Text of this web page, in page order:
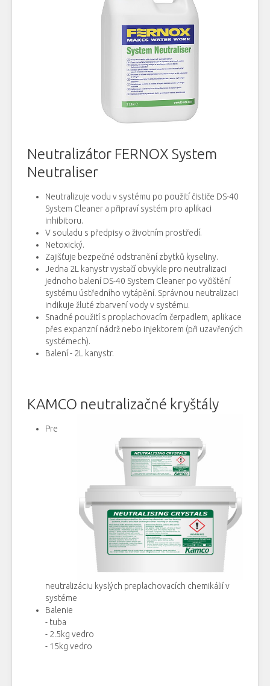
Neutralizátor FERNOX System
Neutraliser
Neutralizuje vodu v systému po použitíčističe DS-40
System Cleaner a připraví systém pro aplikaci
inhibitoru.
V souladu s předpisy o životním prostředí.
Netoxický.
Zajišťuje bezpečné odstranění zbytků kyseliny.
Jedna 2L kanystrvystačí obvykle pro neutralizaci
jednoho balení DS-40 System Cleaner po vyčištění
systému ústředního vytápění. Správnou neutralizaci
indikuje žluté zbarvenívodyv systému.
Snadné použití s proplachovacím čerpadlem , aplikace
přes expanzní nádrž nebo injektorem (při uzavřených
systémech).
Balení- 2L kanystr.
KAMCO neutralizačné kryštály
Pre
neutralizáciu kyslých preplachovacích chemikálií v
systéme
Balenie
- tuba
- 2.5kg vedro
- 15kg vedro